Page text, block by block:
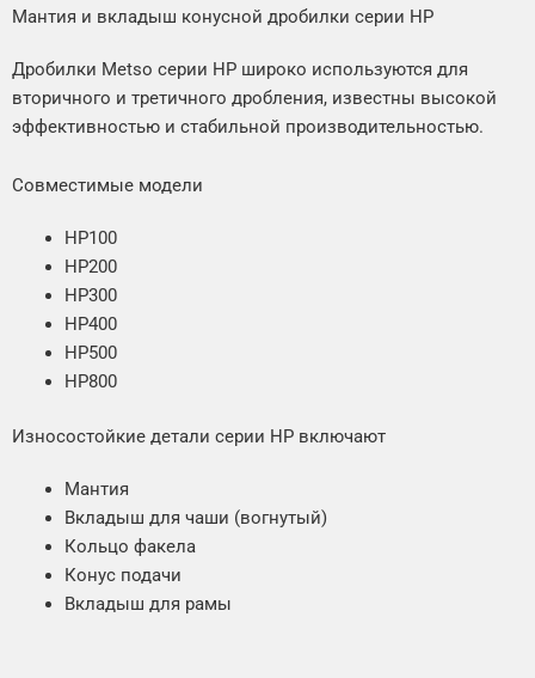
Мантия и вкладыш конусной дробилки серии HP
Дробилки Metso серии HP широко используются для
вторичного и третичного дробления, известны высокой
эффективностью и стабильной производительностью.
Совместимые модели
HP100
HP200
HP300
HP400
HP500
HP800
Износостойкие детали серии HP включают
Мантия
Вкладыш для чаши (вогнутый)
Кольцо факела
Конус подачи
Вкладыш для рамы